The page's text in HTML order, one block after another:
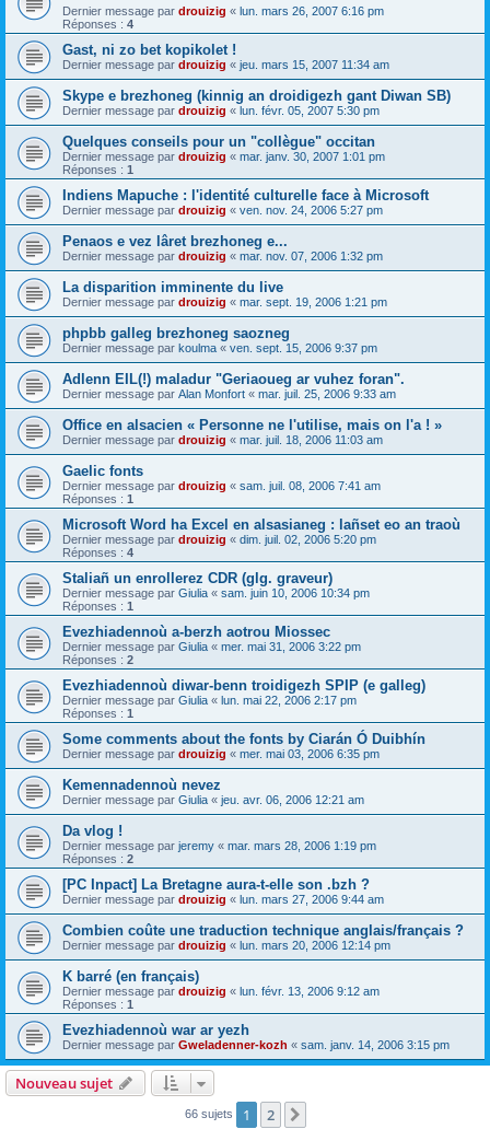
Dernier message par drouizig « lun. mars 26, 2007 6:16 pm
Réponses : 4
Gast, ni zo bet kopikolet !
Dernier message par drouizig « jeu. mars 15, 2007 11:34 am
Skype e brezhoneg (kinnig an droidigezh gant Diwan SB)
Dernier message par drouizig « lun. févr. 05, 2007 5:30 pm
Quelques conseils pour un "collègue" occitan
Dernier message par drouizig « mar. janv. 30, 2007 1:01 pm
Réponses : 1
Indiens Mapuche : l'identité culturelle face à Microsoft
Dernier message par drouizig « ven. nov. 24, 2006 5:27 pm
Penaos e vez lâret brezhoneg e...
Dernier message par drouizig « mar. nov. 07, 2006 1:32 pm
La disparition imminente du live
Dernier message par drouizig « mar. sept. 19, 2006 1:21 pm
phpbb galleg brezhoneg saozneg
Dernier message par koulma « ven. sept. 15, 2006 9:37 pm
Adlenn EIL(!) maladur "Geriaoueg ar vuhez foran".
Dernier message par Alan Monfort « mar. juil. 25, 2006 9:33 am
Office en alsacien « Personne ne l'utilise, mais on l'a ! »
Dernier message par drouizig « mar. juil. 18, 2006 11:03 am
Gaelic fonts
Dernier message par drouizig « sam. juil. 08, 2006 7:41 am
Réponses : 1
Microsoft Word ha Excel en alsasianeg : lañset eo an traoù
Dernier message par drouizig « dim. juil. 02, 2006 5:20 pm
Réponses : 4
Staliañ un enrollerez CDR (glg. graveur)
Dernier message par Giulia « sam. juin 10, 2006 10:34 pm
Réponses : 1
Evezhiadennoù a-berzh aotrou Miossec
Dernier message par Giulia « mer. mai 31, 2006 3:22 pm
Réponses : 2
Evezhiadennoù diwar-benn troidigezh SPIP (e galleg)
Dernier message par Giulia « lun. mai 22, 2006 2:17 pm
Réponses : 1
Some comments about the fonts by Ciarán Ó Duibhín
Dernier message par drouizig « mer. mai 03, 2006 6:35 pm
Kemennadennoù nevez
Dernier message par Giulia « jeu. avr. 06, 2006 12:21 am
Da vlog !
Dernier message par jeremy « mar. mars 28, 2006 1:19 pm
Réponses : 2
[PC Inpact] La Bretagne aura-t-elle son .bzh ?
Dernier message par drouizig « lun. mars 27, 2006 9:44 am
Combien coûte une traduction technique anglais/français ?
Dernier message par drouizig « lun. mars 20, 2006 12:14 pm
K barré (en français)
Dernier message par drouizig « lun. févr. 13, 2006 9:12 am
Réponses : 1
Evezhiadennoù war ar yezh
Dernier message par Gweladenner-kozh « sam. janv. 14, 2006 3:15 pm
Nouveau sujet
66 sujets 1 2